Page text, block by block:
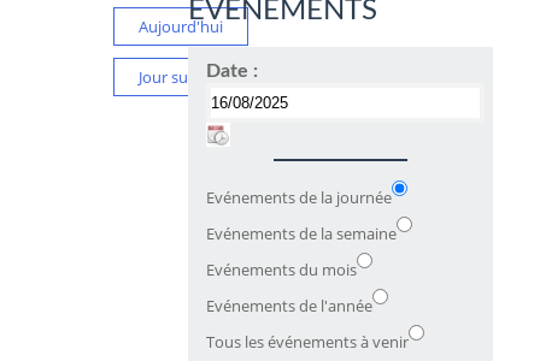
Aujourd'hui
Jour suivant
ÉVÉNEMENTS
Date :
Evénements de la journée
Evénements de la semaine
Evénements du mois
Evénements de l'année
Tous les événements à venir